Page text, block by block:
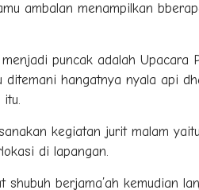
ambalan menampilkan
puncak adalah Upacara
ditemani hangatnya nyala api
itu.
kegiatan jurit malam
di lapangan.
shubuh berjama’ah kemudian